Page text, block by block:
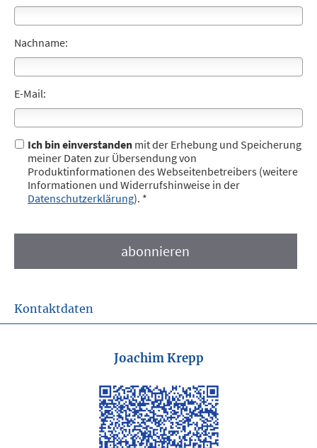
Nachname:
E-Mail:
Ich bin einverstanden mit der Erhebung und Speicherung
meiner Daten zur Übersendung von
Produktinformationen des Webseitenbetreibers (weitere
Informationen und Widerrufshinweise in der
Datenschutzerklärung). *
Kontaktdaten
Joachim Krepp